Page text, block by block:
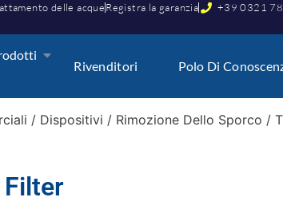
delle acqueRegistra la garanzia +39 0321
Rivenditori Polo Di
/ Dispositivi / Rimozione Dello Sporco /
Filter